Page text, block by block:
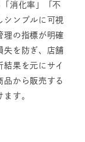
消化率」「不
シンプルに可視
理の指標が明確
失を防ぎ、店舗
果を元にサイ
品から販売する
す。